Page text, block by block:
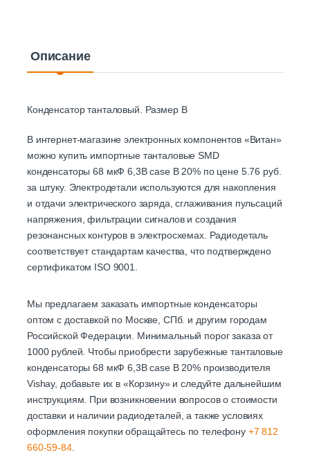
Описание
Конденсатор танталовый. Размер B
В интернет-магазине электронных компонентов «Витан»
можно купить импортные танталовые SMD
конденсаторы 68 мкФ 6,3В case B 20% по цене 5.76 руб.
за штуку. Электродетали используются для накопления
и отдачи электрического заряда, сглаживания пульсаций
напряжения, фильтрации сигналов и создания
резонансных контуров в электросхемах. Радиодеталь
соответствует стандартам качества, что подтверждено
сертификатом ISO 9001.
Мы предлагаем заказать импортные конденсаторы
оптом с доставкой по Москве, СПб. и другим городам
Российской Федерации. Минимальный порог заказа от
1000 рублей. Чтобы приобрести зарубежные танталовые
конденсаторы 68 мкФ 6,3В case B 20% производителя
Vishay, добавьте их в «Корзину» и следуйте дальнейшим
инструкциям. При возникновении вопросов о стоимости
доставки и наличии радиодеталей, а также условиях
оформления покупки обращайтесь по телефону +7 812
660-59-84.